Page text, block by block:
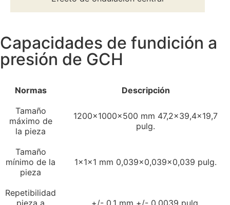
Capacidades de fundición a
presión de GCH
Normas
Descripción
Tamaño
máximo de
la pieza
1200×1000×500 mm 47,2×39,4×19,7
pulg.
Tamaño
mínimo de la
pieza
1×1×1 mm 0,039×0,039×0,039 pulg.
Repetibilidad
pieza a
+/- 0,1 mm +/- 0,0039 pulg.